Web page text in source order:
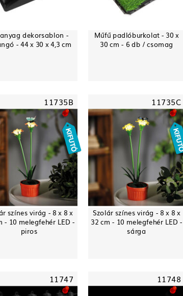
dekorsablon -
- 44 x 30 x 4,3 cm
Műfű padlóburkolat - 30 x
30 cm - 6 db / csomag
11735B
színes virág - 8 x 8 x
- 10 melegfehér LED -
piros
11735C
Szolár színes virág - 8 x 8 x
32 cm - 10 melegfehér LED -
sárga
11747 11748